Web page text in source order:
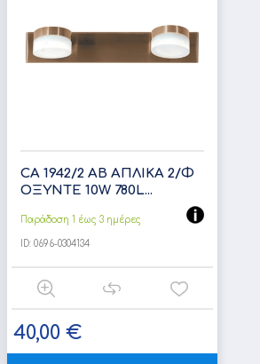
CA 1942/2 AB ΑΠΛΙΚΑ 2/Φ
ΟΞΥΝΤΕ 10W 780L...
Παράδοση 1 έως 3 ημέρες
ID:0696-0304134
40,00 €